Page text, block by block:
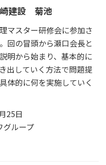
建設 菊池
マスター研修会に参加さ
回の冒頭から瀬口会長と
明から始まり、基本的に
出していく方法で問題提
体的に何を実施していく
25日
グループ